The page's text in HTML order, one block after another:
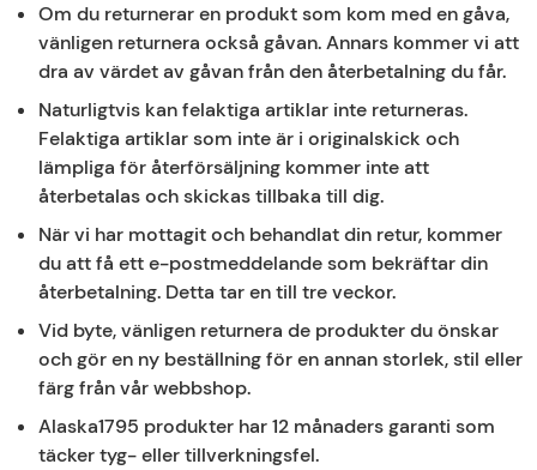
Om du returnerar en produkt som kom med en gåva,
vänligen returnera också gåvan. Annars kommer vi att
dra av värdet av gåvan från den återbetalning du får.
Naturligtvis kan felaktiga artiklar inte returneras.
Felaktiga artiklar som inte är i originalskick och
lämpliga för återförsäljning kommer inte att
återbetalas och skickas tillbaka till dig.
När vi har mottagit och behandlat din retur, kommer
du att få ett e-postmeddelande som bekräftar din
återbetalning. Detta tar en till tre veckor.
Vid byte, vänligen returnera de produkter du önskar
och gör en ny beställning för en annan storlek, stil eller
färg från vår webbshop.
Alaska1795 produkter har 12 månaders garanti som
täcker tyg- eller tillverkningsfel.